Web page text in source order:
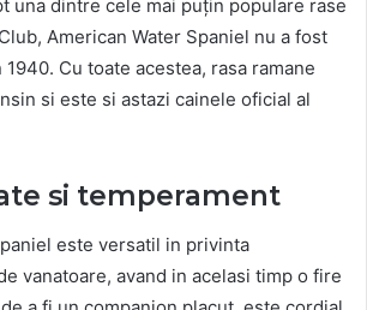
una dintre cele mai puțin populare rase
American Water Spaniel nu a fost
Cu toate acestea, rasa ramane
si este si astazi cainele oficial al
si temperament
este versatil in privinta
vanatoare, avand in acelasi timp o fire